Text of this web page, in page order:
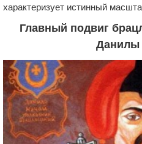
характеризует истинный
Главный подвиг
Данилы